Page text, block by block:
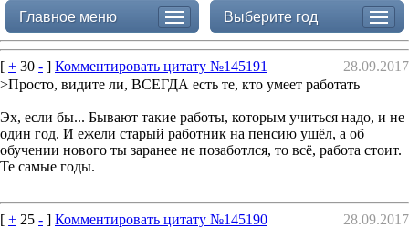
Главное меню
Выберите год
[ + 30 - ] Комментировать цитату №145191
28.09.2017
>Просто, видите ли, ВСЕГДА есть те, кто умеет работать
Эх, если бы... Бывают такие работы, которым учиться надо, и не
один год. И ежели старый работник на пенсию ушёл, а об
обучении нового ты заранее не позаботлся, то всё, работа стоит.
Те самые годы.
[ + 25 - ] Комментировать цитату №145190
28.09.2017